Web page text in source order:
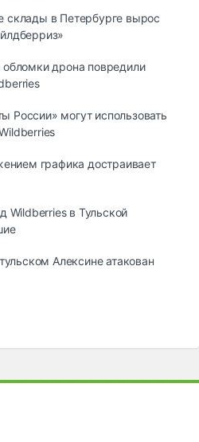
склады в Петербурге вырос
обломки дрона повредили
России» могут использовать
графика достраивает
Wildberries в Тульской
Алексине атакован